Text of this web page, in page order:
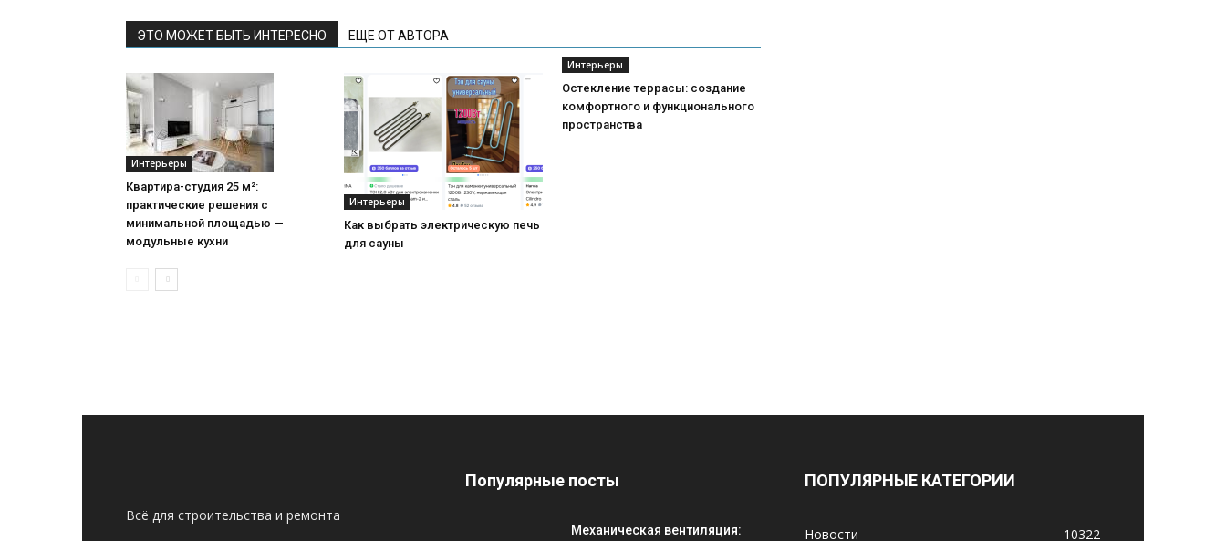
ЭТО МОЖЕТ БЫТЬ ИНТЕРЕСНО ЕЩЕ ОТ АВТОРА
Интерьеры
Квартира-студия 25 м²:
практические решения с
минимальной площадью —
модульные кухни
Интерьеры
Как выбрать электрическую печь
для сауны
Интерьеры
Остекление террасы: создание
комфортного и функционального
пространства
Всё для строительства и ремонта
Популярные посты
Механическая вентиляция:
ПОПУЛЯРНЫЕ КАТЕГОРИИ
Новости 10322